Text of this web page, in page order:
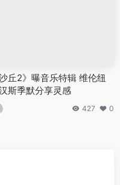
沙丘2》曝音乐特辑 维伦纽
斯季默分享灵感
427 0